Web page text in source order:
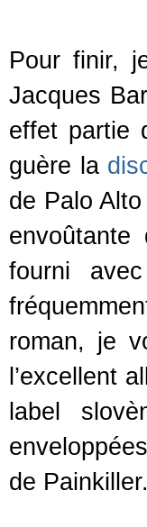
Pour finir,
Jacques
effet partie
guère la
de Palo
envoûtante
fourni
roman, je
l’excellent
label
de Painkiller.